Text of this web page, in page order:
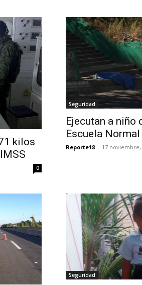
kilos
0
Seguridad
Ejecutan a niño
Escuela
Reporte18 - 17 noviembre,
Seguridad